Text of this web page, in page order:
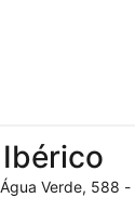
Verde, 588